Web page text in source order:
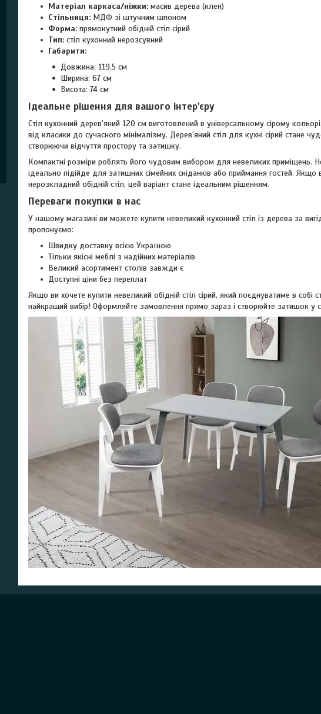
Матеріал каркаса/ніжки: масив дерева (клен)
Стільниця: МДФ зі штучним шпоном
Форма: прямокутний обідній стіл сірий
Тип: стіл кухонний нерозсувний
Габарити:
Довжина: 119,5 см
Ширина: 67 см
Висота: 74 см
Ідеальне рішення для вашого інтер'єру
Стіл кухонний дерев'яний 120 см виготовлений в універсальному сірому
від класики до сучасного мінімалізму. Дерев'яний стіл для кухні сірий стане
створюючи відчуття простору та затишку.
Компактні розміри роблять його чудовим вибором для невеликих приміщень.
ідеально підійде для затишних сімейних сніданків або приймання гостей. Якщо
нерозкладний обідній стіл, цей варіант стане ідеальним рішенням.
Переваги покупки в нас
У нашому магазині ви можете купити невеликий кухонний стіл із дерева за
пропонуємо:
Швидку доставку всією Україною
Тільки якісні меблі з надійних матеріалів
Великий асортимент столів завжди є
Доступні ціни без переплат
Якщо ви хочете купити невеликий обідній стіл сірий, який поєднуватиме в собі
найкращий вибір! Оформляйте замовлення прямо зараз і створюйте затишок